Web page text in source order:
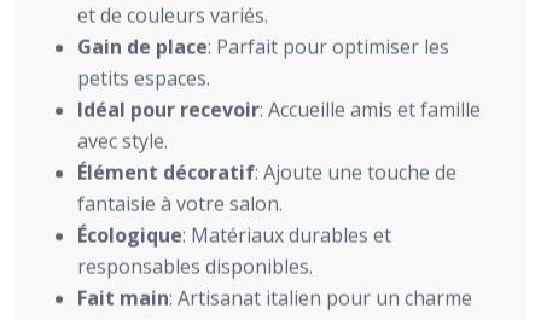
et de couleurs variés.
Gain de place: Parfait pour optimiser les
petits espaces.
Idéal pour recevoir: Accueille amis et famille
avec style.
Élément décoratif: Ajoute une touche de
fantaisie à votre salon.
Écologique: Matériaux durables et
responsables disponibles.
Fait main: Artisanat italien pour un charme